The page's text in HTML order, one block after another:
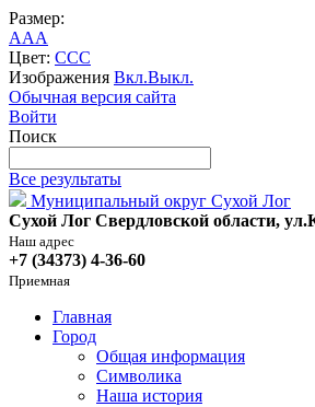
Размер:
AAA
Цвет: CCC
Изображения Вкл.Выкл.
Обычная версия сайта
Войти
Поиск
Все результаты
Муниципальный округ Сухой Лог
Сухой Лог Свердловской области,
Наш адрес
+7 (34373) 4-36-60
Приемная
Главная
Город
Общая информация
Символика
Наша история